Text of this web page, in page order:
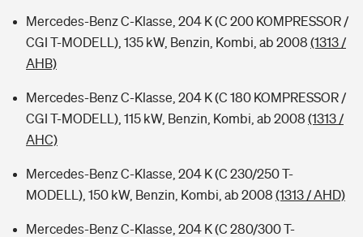
Mercedes-Benz C-Klasse, 204 K (C 200 KOMPRESSOR /
CGI T-MODELL), 135 kW, Benzin, Kombi, ab 2008 (1313 /
AHB)
Mercedes-Benz C-Klasse, 204 K (C 180 KOMPRESSOR /
CGI T-MODELL), 115 kW, Benzin, Kombi, ab 2008 (1313 /
AHC)
Mercedes-Benz C-Klasse, 204 K (C 230/250 T-
MODELL), 150 kW, Benzin, Kombi, ab 2008 (1313 / AHD)
Mercedes-Benz C-Klasse, 204 K (C 280/300 T-